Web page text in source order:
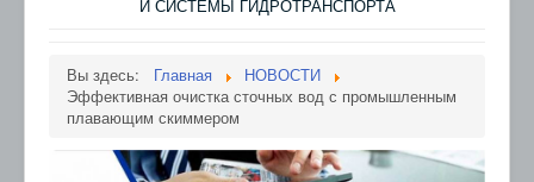
И СИСТЕМЫ ГИДРОТРАНСПОРТА
Вы здесь: Главная
НОВОСТИ
Эффективная очистка сточных вод с промышленным
плавающим скиммером